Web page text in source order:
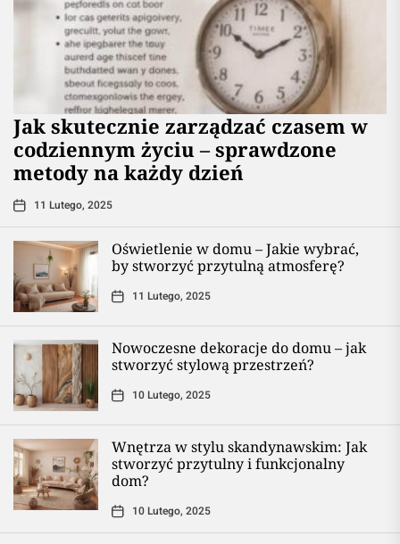
Jak skutecznie zarządzać czasem w
codziennym życiu – sprawdzone
metody na każdy dzień
11 Lutego, 2025
Oświetlenie w domu – Jakie wybrać,
by stworzyć przytulną atmosferę?
11 Lutego, 2025
Nowoczesne dekoracje do domu – jak
stworzyć stylową przestrzeń?
10 Lutego, 2025
Wnętrza w stylu skandynawskim: Jak
stworzyć przytulny i funkcjonalny
dom?
10 Lutego, 2025